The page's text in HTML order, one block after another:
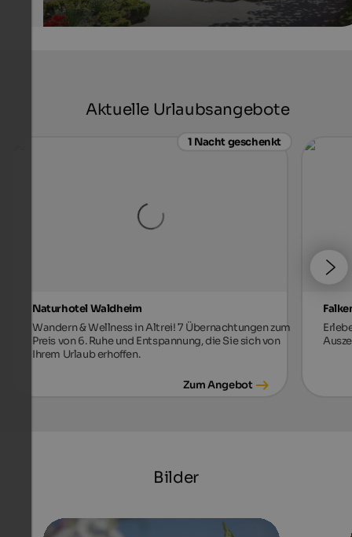
Aktuelle Urlaubsangebote
1 Nacht geschenkt
Naturhotel Waldheim
Wandern & Wellness in Altrei! 7 Übernachtungen zum
Preis von 6. Ruhe und Entspannung, die Sie sich von
Ihrem Urlaub erhoffen.
Zum Angebot
Bilder